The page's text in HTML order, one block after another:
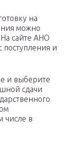
на
можно
сайте АНО
и
и выберите
сдачи
числе в